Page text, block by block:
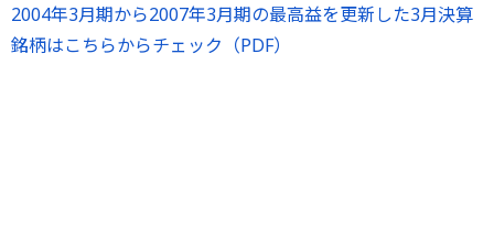
2004年3月期から2007年3月期の最高益を更新した3月決算
銘柄はこちらからチェック（PDF）